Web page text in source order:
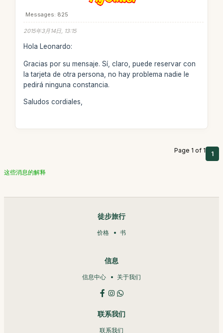
Messages: 825
2015年3月14日, 13:15
Hola Leonardo:
Gracias por su mensaje. Sí, claro, puede reservar con
la tarjeta de otra persona, no hay problema nadie le
pedirá ninguna constancia.
Saludos cordiales,
Page 1 of 1 1
这些消息的解释
徒步旅行
价格 书
信息
信息中心 关于我们
联系我们
联系我们